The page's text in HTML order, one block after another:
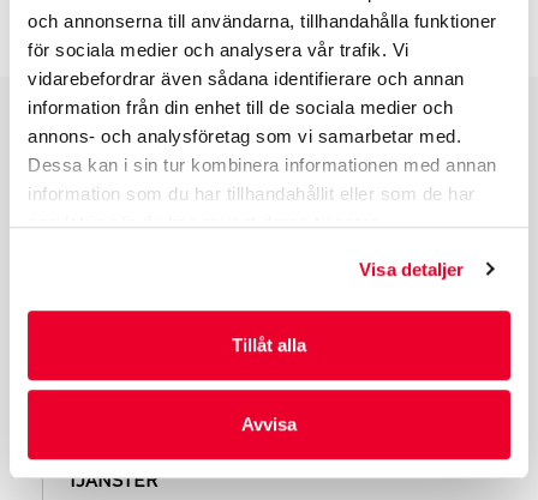
och annonserna till användarna, tillhandahålla funktioner
för sociala medier och analysera vår trafik. Vi
vidarebefordrar även sådana identifierare och annan
information från din enhet till de sociala medier och
annons- och analysföretag som vi samarbetar med.
Dessa kan i sin tur kombinera informationen med annan
information som du har tillhandahållit eller som de har
samlat in när du har använt deras tjänster.
Visa detaljer
Tillåt alla
Avvisa
INFO INNAN DU ORDERAR
PRODUKTGRUPPER
INDUSTRIFÖRPACKNINGAR
REKLAMFÖRPACKNINGAR
TJÄNSTER